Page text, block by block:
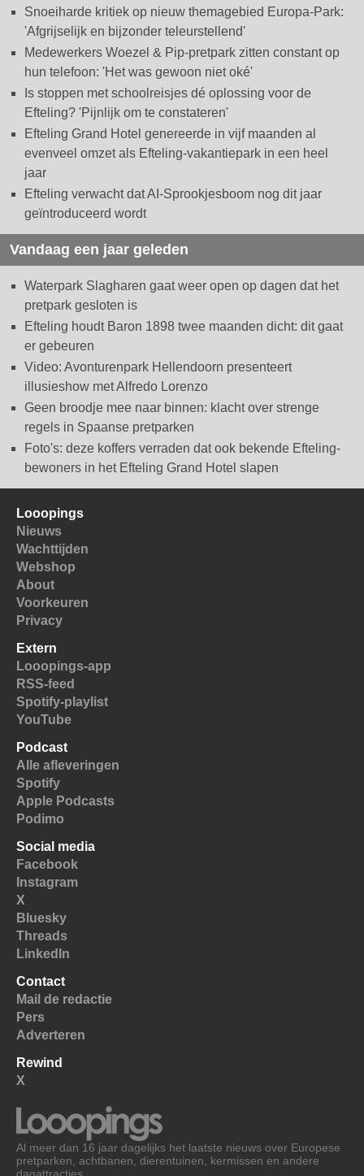
Snoeiharde kritiek op nieuw themagebied Europa-Park:
'Afgrijselijk en bijzonder teleurstellend'
Medewerkers Woezel & Pip-pretpark zitten constant op
hun telefoon: 'Het was gewoon niet oké'
Is stoppen met schoolreisjes dé oplossing voor de
Efteling? 'Pijnlijk om te constateren'
Efteling Grand Hotel genereerde in vijf maanden al
evenveel omzet als Efteling-vakantiepark in een heel
jaar
Efteling verwacht dat AI-Sprookjesboom nog dit jaar
geïntroduceerd wordt
Vandaag een jaar geleden
Waterpark Slagharen gaat weer open op dagen dat het
pretpark gesloten is
Efteling houdt Baron 1898 twee maanden dicht: dit gaat
er gebeuren
Video: Avonturenpark Hellendoorn presenteert
illusieshow met Alfredo Lorenzo
Geen broodje mee naar binnen: klacht over strenge
regels in Spaanse pretparken
Foto's: deze koffers verraden dat ook bekende Efteling-
bewoners in het Efteling Grand Hotel slapen
Looopings
Nieuws
Wachttijden
Webshop
About
Voorkeuren
Privacy
Extern
Looopings-app
RSS-feed
Spotify-playlist
YouTube
Podcast
Alle afleveringen
Spotify
Apple Podcasts
Podimo
Social media
Facebook
Instagram
X
Bluesky
Threads
LinkedIn
Contact
Mail de redactie
Pers
Adverteren
Rewind
X
Al meer dan 16 jaar dagelijks het laatste nieuws over Europese
pretparken, achtbanen, dierentuinen, kermissen en andere